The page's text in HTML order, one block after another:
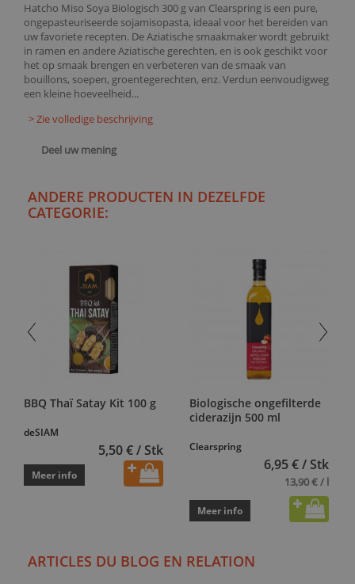
Hatcho Miso Soya Biologisch 300 g van Clearspring is een pure,
ongepasteuriseerde sojamisopasta, ideaal voor het bereiden van
uw favoriete recepten. De Aziatische smaakmaker wordt gebruikt
in ramen en andere Aziatische gerechten, en is ook geschikt voor
het op smaak brengen en verbeteren van de smaak van
bouillons, soepen, groentegerechten, enz. Verdun eenvoudigweg
een kleine hoeveelheid...
> Zie volledige beschrijving
Deel uw mening
ANDERE PRODUCTEN IN DEZELFDE
CATEGORIE:
BBQ Thaï Satay Kit 100 g
deSIAM
5,50 € / Stk
Meer info
Biologische ongefilterde
ciderazijn 500 ml
Clearspring
6,95 € / Stk
13,90 € / l
Meer info
ARTICLES DU BLOG EN RELATION